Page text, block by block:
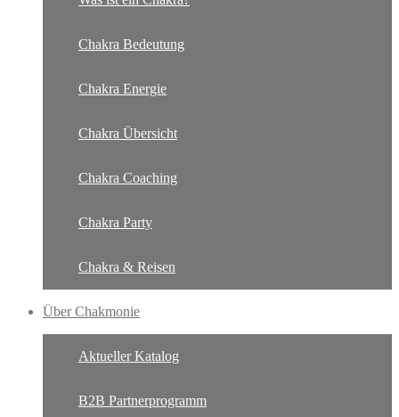
Chakra Bedeutung
Chakra Energie
Chakra Übersicht
Chakra Coaching
Chakra Party
Chakra & Reisen
Über Chakmonie
Aktueller Katalog
B2B Partnerprogramm